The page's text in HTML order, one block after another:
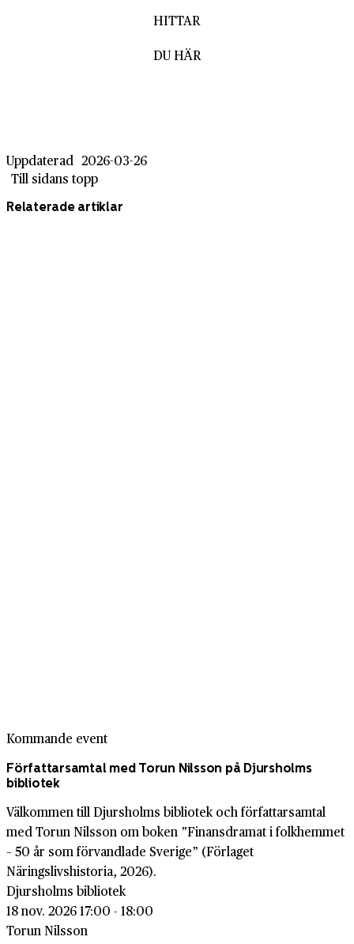
HITTAR
DU HÄR
Uppdaterad 2026-03-26
Till sidans topp
Relaterade artiklar
Kommande event
Författarsamtal med Torun Nilsson på Djursholms
bibliotek
Välkommen till Djursholms bibliotek och författarsamtal
med Torun Nilsson om boken ”Finansdramat i folkhemmet
– 50 år som förvandlade Sverige” (Förlaget
Näringslivshistoria, 2026).
Djursholms bibliotek
18 nov. 2026 17:00 - 18:00
Torun Nilsson